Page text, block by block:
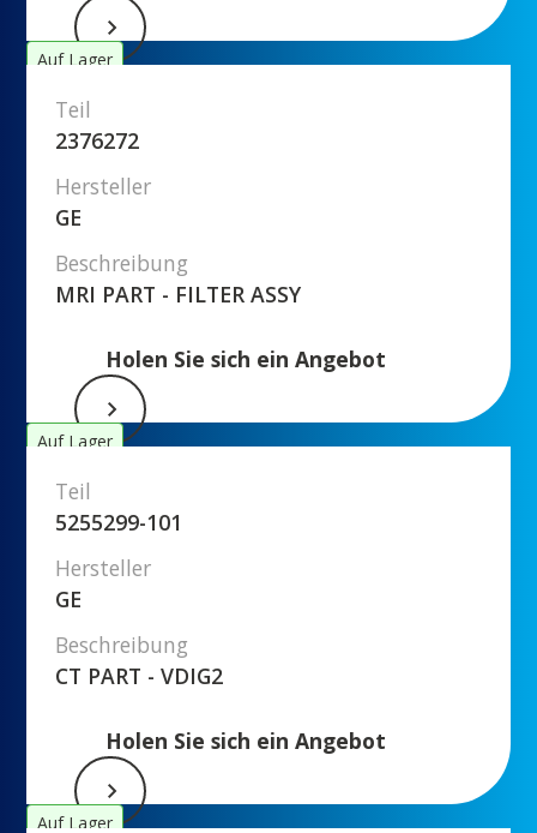
Auf Lager
Teil
2376272
Hersteller
GE
Beschreibung
MRI PART - FILTER ASSY
Holen Sie sich ein Angebot
Auf Lager
Teil
5255299-101
Hersteller
GE
Beschreibung
CT PART - VDIG2
Holen Sie sich ein Angebot
Auf Lager